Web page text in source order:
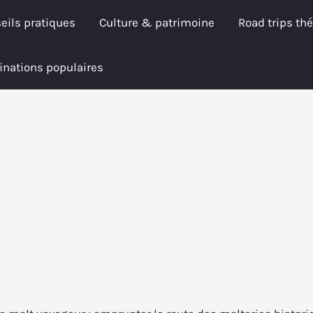
pratiques Culture & patrimoine Road trips
populaires